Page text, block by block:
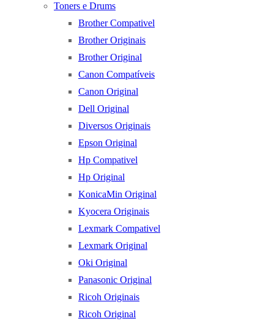
Toners e Drums
Brother Compativel
Brother Originais
Brother Original
Canon Compatíveis
Canon Original
Dell Original
Diversos Originais
Epson Original
Hp Compativel
Hp Original
KonicaMin Original
Kyocera Originais
Lexmark Compativel
Lexmark Original
Oki Original
Panasonic Original
Ricoh Originais
Ricoh Original